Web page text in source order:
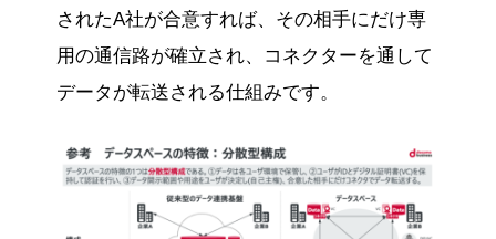
されたA社が合意すれば、その相手にだけ専
用の通信路が確立され、コネクターを通して
データが転送される仕組みです。